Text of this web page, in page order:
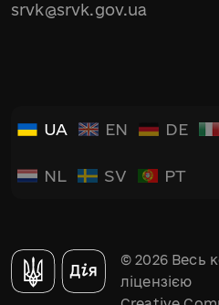
srvk@srvk.gov.ua
UA EN DE
NL SV PT
© 2026 Весь
ліцензією